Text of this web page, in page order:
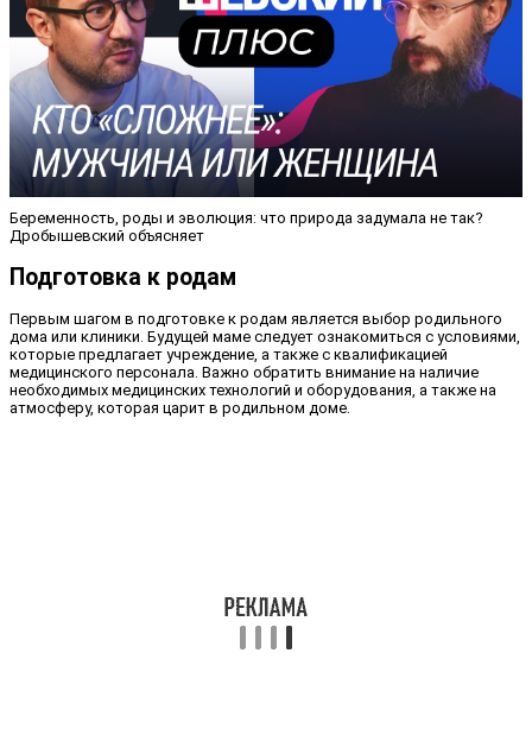
Беременность, роды и эволюция: что природа задумала не так?
Дробышевский объясняет
Подготовка к родам
Первым шагом в подготовке к родам является выбор родильного
дома или клиники. Будущей маме следует ознакомиться с условиями,
которые предлагает учреждение, а также с квалификацией
медицинского персонала. Важно обратить внимание на наличие
необходимых медицинских технологий и оборудования, а также на
атмосферу, которая царит в родильном доме.